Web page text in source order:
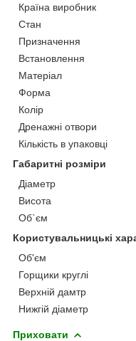
Країна виробник
Стан
Призначення
Встановлення
Матеріал
Форма
Колір
Дренажні отвори
Кількість в упаковці
Габаритні розміри
Діаметр
Висота
Об`єм
Користувальницькі
Об'єм
Горщики круглі
Верхній дамтр
Нижгій діаметр
Приховати